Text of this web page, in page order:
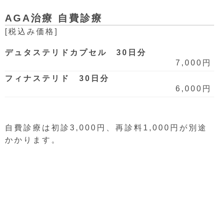
AGA治療 自費診療
[税込み価格]
デュタステリドカプセル 30日分
7,000円
フィナステリド 30日分
6,000円
自費診療は初診3,000円、再診料1,000円が別途
かかります。